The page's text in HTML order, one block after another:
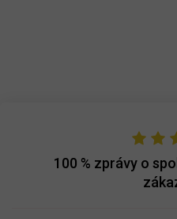
100 % zprávy o